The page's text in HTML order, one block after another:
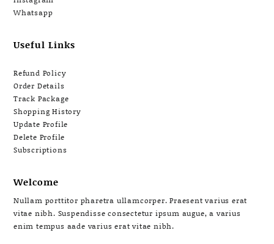
Whatsapp
Useful Links
Refund Policy
Order Details
Track Package
Shopping History
Update Profile
Delete Profile
Subscriptions
Welcome
Nullam porttitor pharetra ullamcorper. Praesent varius erat
vitae nibh. Suspendisse consectetur ipsum augue, a varius
enim tempus aade varius erat vitae nibh.